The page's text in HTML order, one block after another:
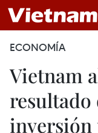
ECONOMÍA
Vietnam
resultado
inversión